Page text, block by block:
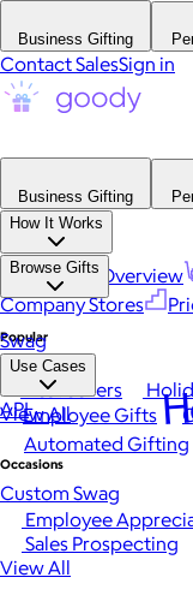
Business Gifting
Contact SalesSign in
Business Gifting
How It Works
Platform Overview
Company Stores
Browse Gifts
Popular
Best Sellers
View All
Occasions
Employee
Sales Prospecting
View All
Swag
Use Cases
Employee Gifts
Automated Gifting
Custom Swag
API